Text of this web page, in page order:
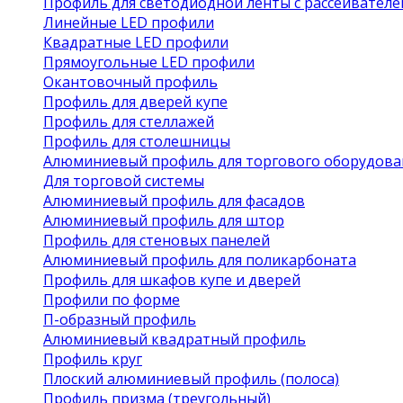
Линейные LED профили
Квадратные LED профили
Прямоугольные LED профили
Окантовочный профиль
Профиль для дверей купе
Профиль для стеллажей
Профиль для столешницы
Алюминиевый профиль для торгового
Для торговой системы
Алюминиевый профиль для фасадов
Алюминиевый профиль для штор
Профиль для стеновых панелей
Алюминиевый профиль для поликарбоната
Профиль для шкафов купе и дверей
Профили по форме
П-образный профиль
Алюминиевый квадратный профиль
Профиль круг
Плоский алюминиевый профиль (полоса)
Профиль призма (треугольный)